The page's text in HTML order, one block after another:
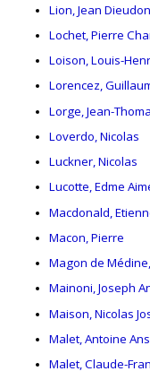
Lion, Jean
Lochet, Pierre
Loison, Louis-
Lorencez,
Lorge, Jean-
Loverdo, Nicolas
Luckner, Nicolas
Lucotte, Edme
Macdonald,
Macon, Pierre
Magon de
Mainoni, Joseph
Maison, Nicolas
Malet, Antoine
Malet, Claude-